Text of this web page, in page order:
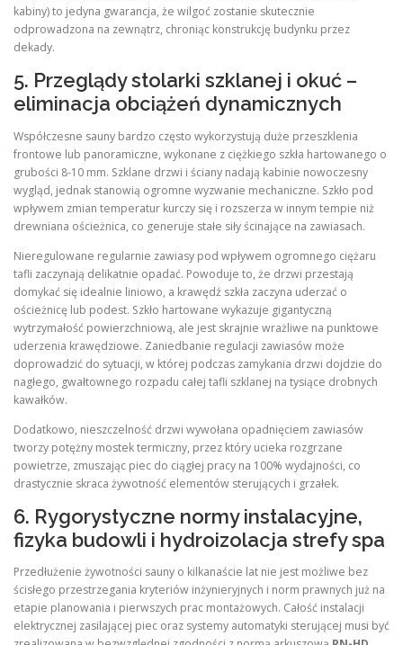
kabiny) to jedyna gwarancja, że wilgoć zostanie skutecznie
odprowadzona na zewnątrz, chroniąc konstrukcję budynku przez
dekady.
5. Przeglądy stolarki szklanej i okuć –
eliminacja obciążeń dynamicznych
Współczesne sauny bardzo często wykorzystują duże przeszklenia
frontowe lub panoramiczne, wykonane z ciężkiego szkła hartowanego o
grubości 8-10 mm. Szklane drzwi i ściany nadają kabinie nowoczesny
wygląd, jednak stanowią ogromne wyzwanie mechaniczne. Szkło pod
wpływem zmian temperatur kurczy się i rozszerza w innym tempie niż
drewniana ościeżnica, co generuje stałe siły ścinające na zawiasach.
Nieregulowane regularnie zawiasy pod wpływem ogromnego ciężaru
tafli zaczynają delikatnie opadać. Powoduje to, że drzwi przestają
domykać się idealnie liniowo, a krawędź szkła zaczyna uderzać o
ościeżnicę lub podest. Szkło hartowane wykazuje gigantyczną
wytrzymałość powierzchniową, ale jest skrajnie wrażliwe na punktowe
uderzenia krawędziowe. Zaniedbanie regulacji zawiasów może
doprowadzić do sytuacji, w której podczas zamykania drzwi dojdzie do
nagłego, gwałtownego rozpadu całej tafli szklanej na tysiące drobnych
kawałków.
Dodatkowo, nieszczelność drzwi wywołana opadnięciem zawiasów
tworzy potężny mostek termiczny, przez który ucieka rozgrzane
powietrze, zmuszając piec do ciągłej pracy na 100% wydajności, co
drastycznie skraca żywotność elementów sterujących i grzałek.
6. Rygorystyczne normy instalacyjne,
fizyka budowli i hydroizolacja strefy spa
Przedłużenie żywotności sauny o kilkanaście lat nie jest możliwe bez
ścisłego przestrzegania kryteriów inżynieryjnych i norm prawnych już na
etapie planowania i pierwszych prac montażowych. Całość instalacji
elektrycznej zasilającej piec oraz systemy automatyki sterującej musi być